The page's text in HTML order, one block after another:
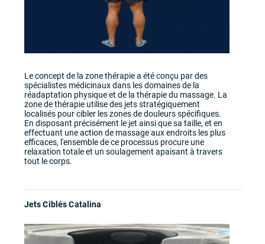
Le concept de la zone thérapie a été conçu par des
spécialistes médicinaux dans les domaines de la
réadaptation physique et de la thérapie du massage. La
zone de thérapie utilise des jets stratégiquement
localisés pour cibler les zones de douleurs spécifiques.
En disposant précisément le jet ainsi que sa taille, et en
effectuant une action de massage aux endroits les plus
efficaces, l'ensemble de ce processus procure une
relaxation totale et un soulagement apaisant à travers
tout le corps.
Jets Ciblés Catalina